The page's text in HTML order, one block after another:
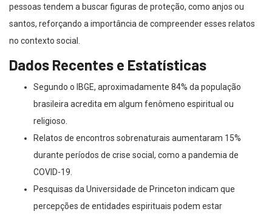
pessoas tendem a buscar figuras de proteção, como anjos ou
santos, reforçando a importância de compreender esses relatos
no contexto social.
Dados Recentes e Estatísticas
Segundo o IBGE, aproximadamente 84% da população
brasileira acredita em algum fenômeno espiritual ou
religioso.
Relatos de encontros sobrenaturais aumentaram 15%
durante períodos de crise social, como a pandemia de
COVID-19.
Pesquisas da Universidade de Princeton indicam que
percepções de entidades espirituais podem estar